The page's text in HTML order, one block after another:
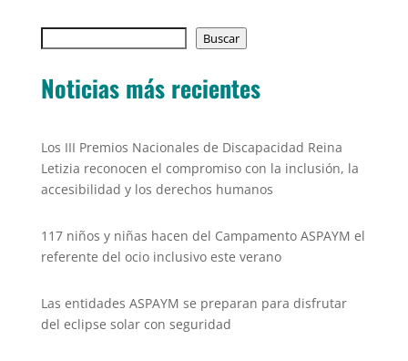
e
b
o
o
k
er l
p
p
Buscar
Noticias más recientes
Los III Premios Nacionales de Discapacidad Reina
Letizia reconocen el compromiso con la inclusión, la
accesibilidad y los derechos humanos
117 niños y niñas hacen del Campamento ASPAYM el
referente del ocio inclusivo este verano
Las entidades ASPAYM se preparan para disfrutar
del eclipse solar con seguridad